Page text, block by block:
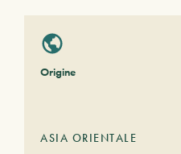
Origine
ASIA ORIENTALE